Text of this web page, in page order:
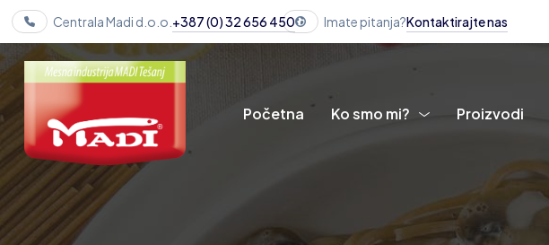
Centrala Madi d.o.o. +387 (0) 32 656 450 Imate pitanja?Kontaktirajte nas
Početna Ko smo mi? Proizvodi